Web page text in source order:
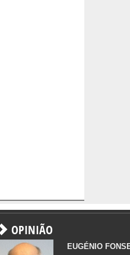
OPINIÃO
EUGÉNIO